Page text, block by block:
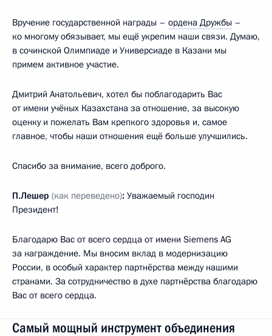
Вручение государственной награды – ордена Дружбы –
ко многому обязывает, мы ещё укрепим наши связи. Думаю,
в сочинской Олимпиаде и Универсиаде в Казани мы
примем активное участие.
Дмитрий Анатольевич, хотел бы поблагодарить Вас
от имени учёных Казахстана за отношение, за высокую
оценку и пожелать Вам крепкого здоровья и, самое
главное, чтобы наши отношения ещё больше улучшились.
Спасибо за внимание, всего доброго.
П.Лешер (как переведено): Уважаемый господин
Президент!
Благодарю Вас от всего сердца от имени Siemens AG
за награждение. Мы вносим вклад в модернизацию
России, в особый характер партнёрства между нашими
странами. За сотрудничество в духе партнёрства благодарю
Вас от всего сердца.
Самый мощный инструмент объединения